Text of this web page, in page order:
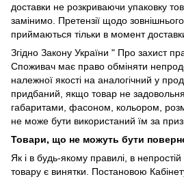
доставки не розкриваючи упаковку
замінимо. Претензії щодо
приймаються тільки в момент
Згідно Закону України " Про захист
Споживач має право обміняти
належної якості на аналогічний у
придбаний, якщо товар не
габаритами, фасоном, кольором,
не може бути використаний їм за
Товари, що не можуть бути
Як і в будь-якому правилі, в
товару є винятки. Постановою